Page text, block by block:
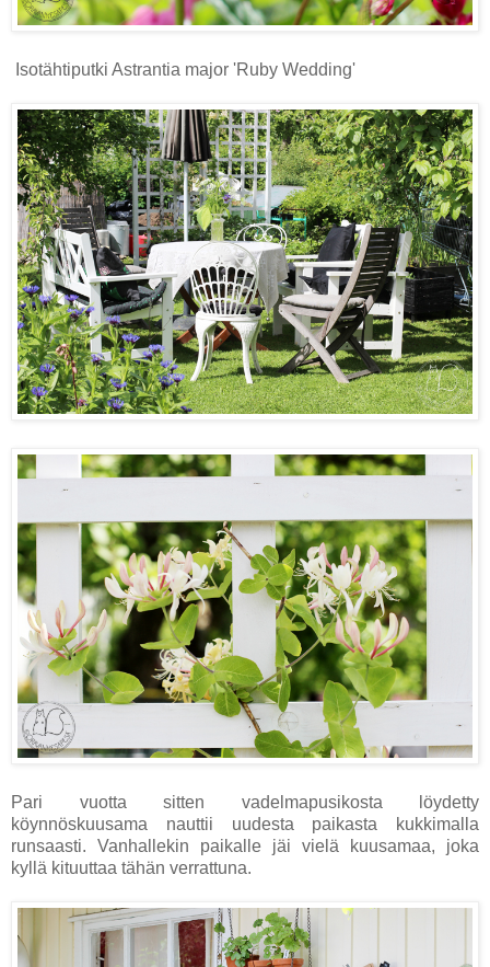
Isotähtiputki Astrantia major 'Ruby Wedding'
Pari vuotta sitten vadelmapusikosta löydetty
köynnöskuusama nauttii uudesta paikasta kukkimalla
runsaasti. Vanhallekin paikalle jäi vielä kuusamaa, joka
kyllä kituuttaa tähän verrattuna.